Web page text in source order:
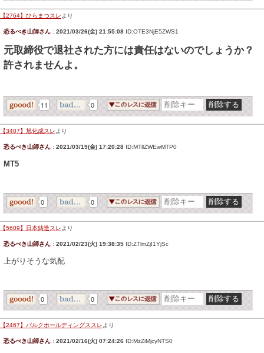
【2764】ひらまつスレ より
恐るべき山師さん : 2021/03/26(金) 21:55:08 ID:OTE3NjE5ZWS1
元取締役で退社された方には責任はないのでしょうか？
許されませんよ。
11 0
【3407】旭化成スレ より
恐るべき山師さん : 2021/03/19(金) 17:20:28 ID:MTllZWEwMTP0
MT5
0 0
【5609】日本鋳造スレ より
恐るべき山師さん : 2021/02/23(火) 19:38:35 ID:ZTlmZjI1YjSc
上がりそうな気配
0 0
【2467】バルクホールディングススレ より
恐るべき山師さん : 2021/02/16(火) 07:24:26 ID:MzZiMjcyNTS0